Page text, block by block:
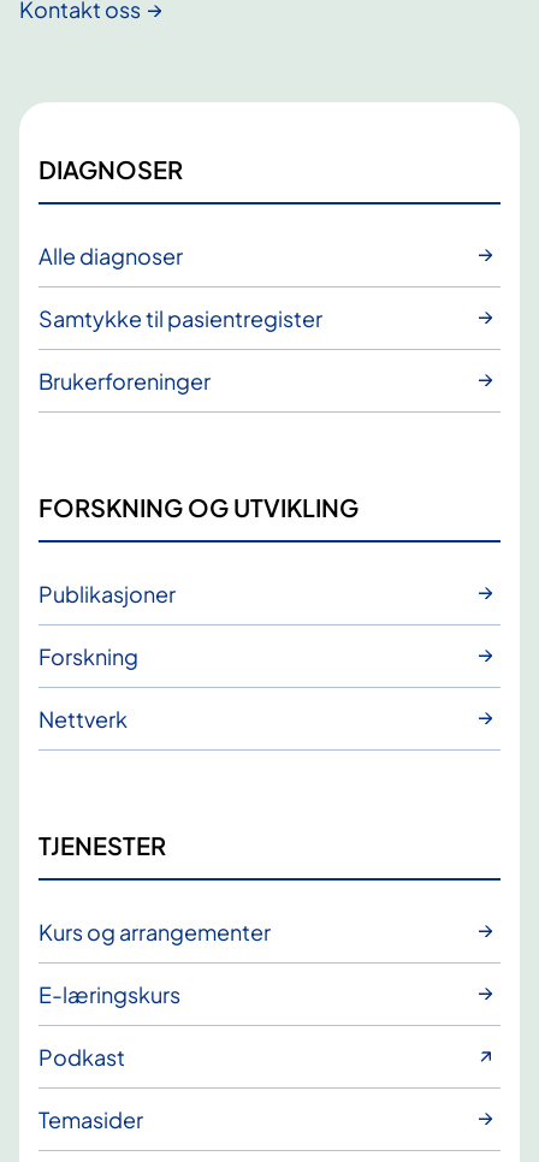
Kontakt oss
DIAGNOSER
Alle diagnoser
Samtykke til pasientregister
Brukerforeninger
FORSKNING OG UTVIKLING
Publikasjoner
Forskning
Nettverk
TJENESTER
Kurs og arrangementer
E-læringskurs
Podkast
Temasider